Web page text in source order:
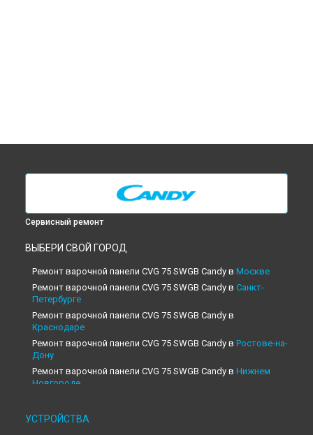
Сервисный ремонт
ВЫБЕРИ СВОЙ ГОРОД
Ремонт варочной панели CVG 75 SWGB Candy в Москве
Ремонт варочной панели CVG 75 SWGB Candy в Санкт-
Петербурге
Ремонт варочной панели CVG 75 SWGB Candy в
Краснодаре
Ремонт варочной панели CVG 75 SWGB Candy в Ростове-на-
Дону
Ремонт варочной панели CVG 75 SWGB Candy в Нижнем
Новгороде
Новосибирске
УСТРОЙСТВА